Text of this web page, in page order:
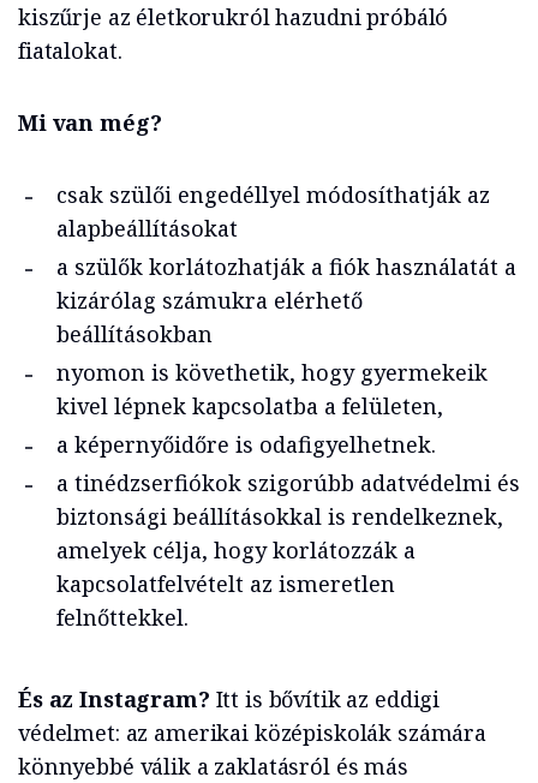
kiszűrje az életkorukról hazudni próbáló
fiatalokat.
Mi van még?
csak szülői engedéllyel módosíthatják az
alapbeállításokat
a szülők korlátozhatják a fiók használatát a
kizárólag számukra elérhető
beállításokban
nyomon is követhetik, hogy gyermekeik
kivel lépnek kapcsolatba a felületen,
a képernyőidőre is odafigyelhetnek.
a tinédzserfiókok szigorúbb adatvédelmi és
biztonsági beállításokkal is rendelkeznek,
amelyek célja, hogy korlátozzák a
kapcsolatfelvételt az ismeretlen
felnőttekkel.
És az Instagram? Itt is bővítik az eddigi
védelmet: az amerikai középiskolák számára
könnyebbé válik a zaklatásról és más